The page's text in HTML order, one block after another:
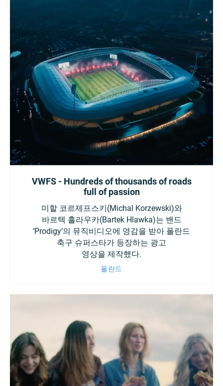
VWFS - Hundreds of thousands of roads
full of passion
미할 코르제프스키(Michal Korzewski)와
바르텍 흘라우카(Bartek Hlawka)는 밴드
‘Prodigy’의 뮤직비디오에 영감을 받아 폴란드
축구 슈퍼스타가 등장하는 광고
영상을 제작했다.
폴란드